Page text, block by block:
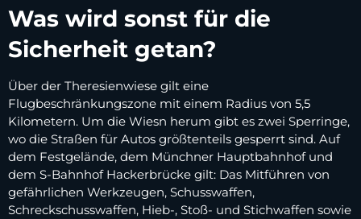
Was wird sonst für die
Sicherheit getan?
Über der Theresienwiese gilt eine
Flugbeschränkungszone mit einem Radius von 5,5
Kilometern. Um die Wiesn herum gibt es zwei Sperringe,
wo die Straßen für Autos größtenteils gesperrt sind. Auf
dem Festgelände, dem Münchner Hauptbahnhof und
dem S-Bahnhof Hackerbrücke gilt: Das Mitführen von
gefährlichen Werkzeugen, Schusswaffen,
Schreckschusswaffen, Hieb-, Stoß- und Stichwaffen sowie